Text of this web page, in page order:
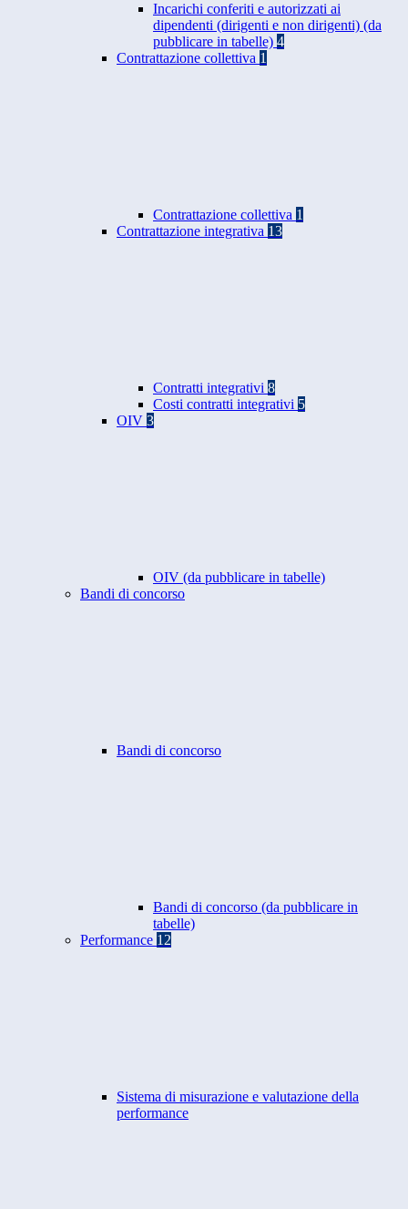
Incarichi conferiti e autorizzati ai
dipendenti (dirigenti e non dirigenti) (da
pubblicare in tabelle) 4
Contrattazione collettiva 1
Contrattazione collettiva 1
Contrattazione integrativa 13
Contratti integrativi 8
Costi contratti integrativi 5
OIV 3
OIV (da pubblicare in tabelle)
Bandi di concorso
Bandi di concorso
Bandi di concorso (da pubblicare in
tabelle)
Performance 12
Sistema di misurazione e valutazione della
performance